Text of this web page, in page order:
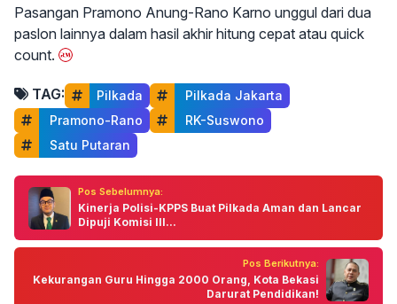
Pasangan Pramono Anung-Rano Karno unggul dari dua
paslon lainnya dalam hasil akhir hitung cepat atau quick
count.
TAG: Pilkada
Pilkada Jakarta
Pramono-Rano
RK-Suswono
Satu Putaran
Pos Sebelumnya:
Kinerja Polisi-KPPS Buat Pilkada Aman dan Lancar
Dipuji Komisi III...
Pos Berikutnya:
Kekurangan Guru Hingga 2000 Orang, Kota Bekasi
Darurat Pendidikan!